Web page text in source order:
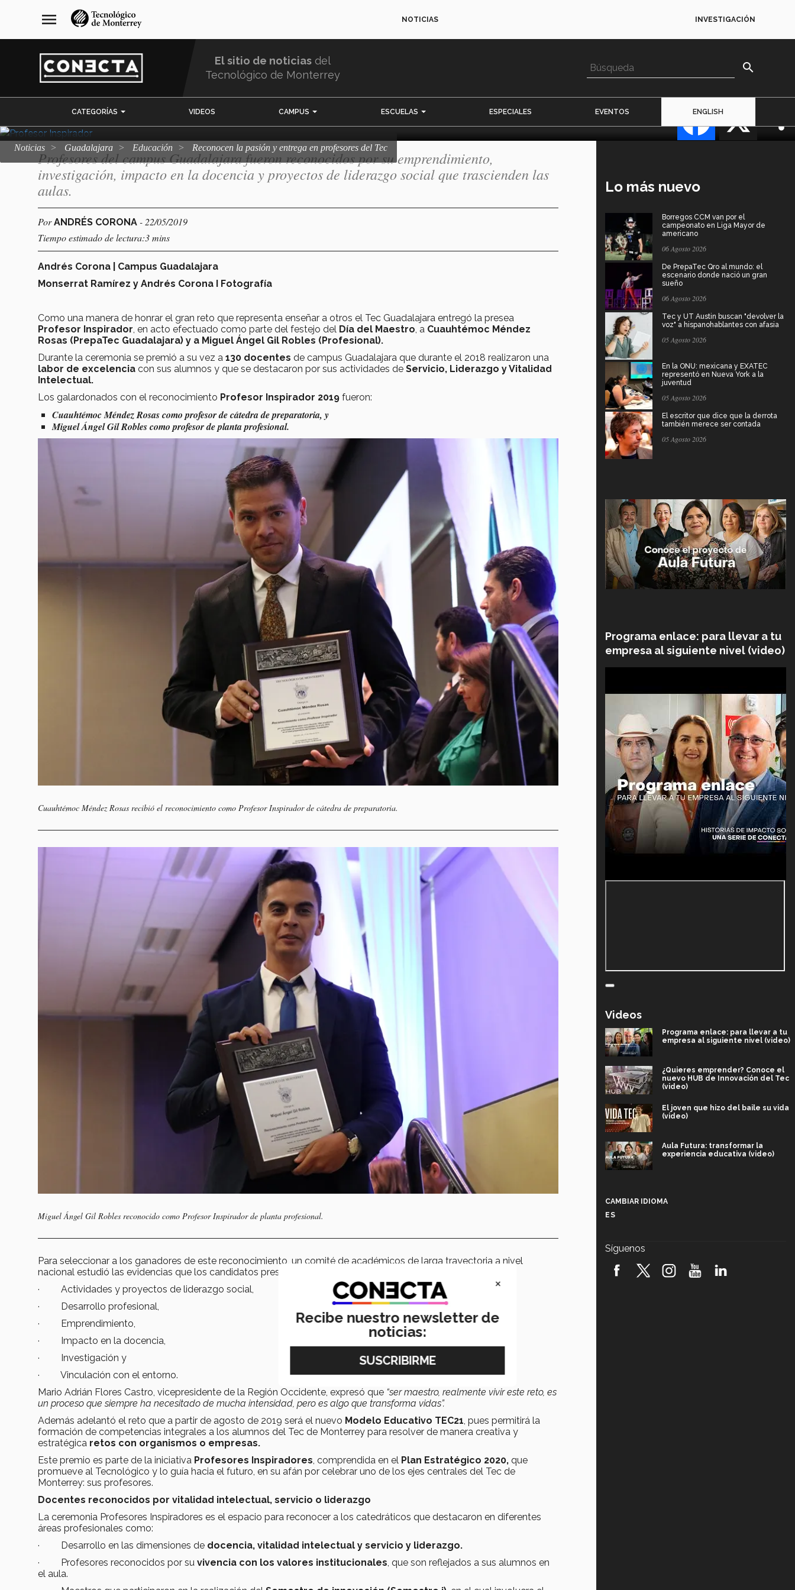
navegación
principal
menu NOTICIAS INVESTIGACIÓN
El sitio de noticias del
Tecnológico de Monterrey
search
CATEGORÍAS VIDEOS CAMPUS ESCUELAS ESPECIALES EVENTOS ENGLISH
Noticias Guadalajara Educación Reconocen la pasión y entrega en profesores del Tec
Reconocen la pasión y entrega en
profesores del Tec
Profesores del campus Guadalajara fueron reconocidos por su emprendimiento,
investigación, impacto en la docencia y proyectos de liderazgo social que trascienden las
aulas.
PorANDRÉS CORONA - 22/05/2019
Tiempo estimado de lectura:3 mins
Andrés Corona | Campus Guadalajara
Monserrat Ramírez y Andrés Corona I Fotografía
Como una manera de honrar el gran reto que representa enseñar a otros el Tec Guadalajara entregó la presea
Profesor Inspirador, en acto efectuado como parte del festejo del Día del Maestro, a Cuauhtémoc Méndez
Rosas (PrepaTec Guadalajara) y a Miguel Ángel Gil Robles (Profesional).
Durante la ceremonia se premió a su vez a 130 docentes de campus Guadalajara que durante el 2018 realizaron una
labor de excelencia con sus alumnos y que se destacaron por sus actividades de Servicio, Liderazgo y Vitalidad
Intelectual.
Los galardonados con el reconocimiento Profesor Inspirador 2019 fueron:
Cuauhtémoc Méndez Rosas como profesor de cátedra de preparatoria, y
Miguel Ángel Gil Robles como profesor de planta profesional.
Cuauhtémoc Méndez Rosas recibió el reconocimiento como Profesor Inspirador de cátedra de preparatoria.
Miguel Ángel Gil Robles reconocido como Profesor Inspirador de planta profesional.
Para seleccionar a los ganadores de este reconocimiento, un comité de académicos de larga trayectoria a nivel
nacional estudió las evidencias que los candidatos presentaron respecto a:
· Actividades y proyectos de liderazgo social,
· Desarrollo profesional,
· Emprendimiento,
· Impacto en la docencia,
· Investigación y
· Vinculación con el entorno.
Mario Adrián Flores Castro, vicepresidente de la Región Occidente, expresó que “ser maestro, realmente vivir este reto, es
un proceso que siempre ha necesitado de mucha intensidad, pero es algo que transforma vidas”.
Además adelantó el reto que a partir de agosto de 2019 será el nuevo Modelo Educativo TEC21, pues permitirá la
formación de competencias integrales a los alumnos del Tec de Monterrey para resolver de manera creativa y
estratégica retos con organismos o empresas.
Este premio es parte de la iniciativa Profesores Inspiradores, comprendida en el Plan Estratégico 2020, que
promueve al Tecnológico y lo guía hacia el futuro, en su afán por celebrar uno de los ejes centrales del Tec de
Monterrey: sus profesores.
Docentes reconocidos por vitalidad intelectual, servicio o liderazgo
La ceremonia Profesores Inspiradores es el espacio para reconocer a los catedráticos que destacaron en diferentes
áreas profesionales como:
· Desarrollo en las dimensiones de docencia, vitalidad intelectual y servicio y liderazgo.
· Profesores reconocidos por su vivencia con los valores institucionales, que son reflejados a sus alumnos en
el aula.
Lo más nuevo
Borregos CCM van por el
campeonato en Liga Mayor de
americano
06 Agosto 2026
De PrepaTec Qro al mundo: el
escenario donde nació un gran
sueño
06 Agosto 2026
Tec y UT Austin buscan "devolver la
voz" a hispanohablantes con afasia
05 Agosto 2026
En la ONU: mexicana y EXATEC
representó en Nueva York a la
juventud
05 Agosto 2026
El escritor que dice que la derrota
también merece ser contada
05 Agosto 2026
Programa enlace: para llevar a tu
empresa al siguiente nivel (video)
Videos
Programa enlace: para llevar a tu
empresa al siguiente nivel (video)
¿Quieres emprender? Conoce el
nuevo HUB de Innovación del Tec
(video)
El joven que hizo del baile su vida
(video)
Aula Futura: transformar la
experiencia educativa (video)
robótica FIRST 2026! (video)
CAMBIAR IDIOMA
ES
Síguenos
×
Recibe nuestro newsletter de
noticias: